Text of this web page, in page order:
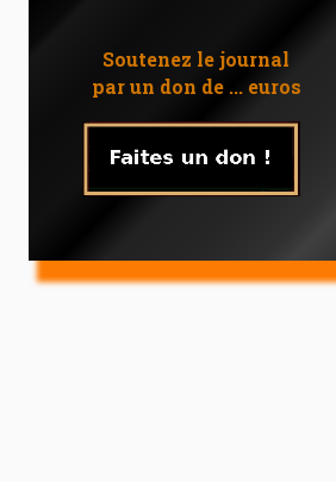
Soutenez le journal
par un don de ... euros